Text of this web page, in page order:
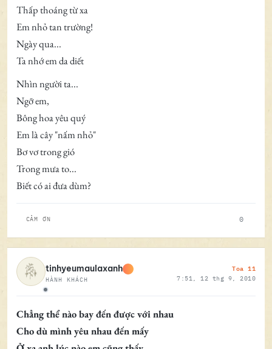
Thấp thoáng từ xa
Em nhỏ tan trường!
Ngày qua...
Ta nhớ em da diết
Nhìn người ta...
Ngỡ em,
Bông hoa yêu quý
Em là cây "nấm nhỏ"
Bơ vơ trong gió
Trong mưa to...
Biết có ai đưa dùm?
CẢM ƠN 0
Ngoại tuyến
tinhyeumaulaxanh
HÀNH KHÁCH
Toa 11
7:51, 12 thg 9, 2010
Chẳng thể nào bay đến được với nhau
Cho dù mình yêu nhau đến mấy